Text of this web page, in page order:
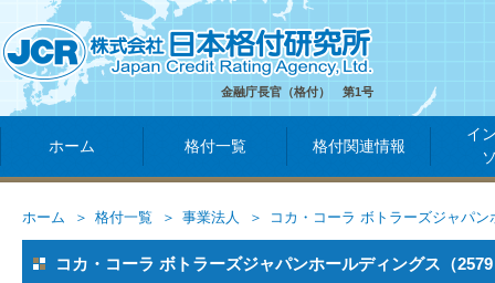
金融庁長官（格付） 第1号
ホーム 格付一覧 格付関連情報
イ
ホーム 格付一覧 事業法人 コカ・コーラ ボトラーズジャパン
コカ・コーラ ボトラーズジャパンホールディングス（